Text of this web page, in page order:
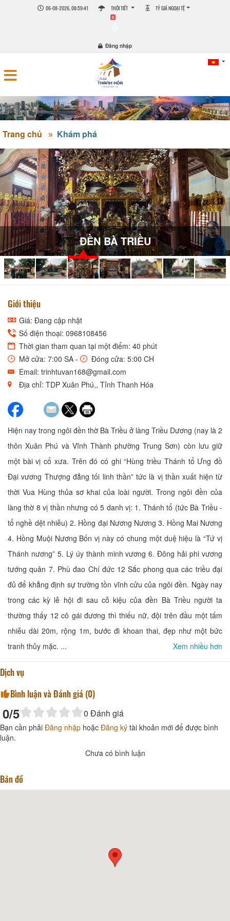
06-08-2026, 08:59:42 THỜI TIẾT TỶ GIÁ NGOẠI TỆ
0
Đăng nhập
Trang chủ Khám phá
ĐỀN BÀ TRIỀU
Giới thiệu
Giá: Đang cập nhật
Số điện thoại: 0968108456
Thời gian tham quan tại một điểm: 40 phút
Mở cửa: 7:00 SA -
Đóng cửa: 5:00 CH
Email: trinhtuvan168@gmail.com
Địa chỉ: TDP Xuân Phú,, Tỉnh Thanh Hóa
Hiện nay trong ngôi đền thờ Bà Triều ở làng Triều Dương (nay là 2
thôn Xuân Phú và Vĩnh Thành phường Trung Sơn) còn lưu giữ
một bài vị cổ xưa. Trên đó có ghi “Hùng triều Thánh tổ Ưng đồ
Đại vương Thượng đẳng tối linh thần” tức là vị thần xuất hiện từ
thời Vua Hùng thủa sơ khai của loài người. Trong ngôi đền của
làng thờ 8 vị thần nhưng có 5 danh vị: 1. Thánh tổ (tức Bà Triều -
tổ nghề dệt nhiễu) 2. Hồng đại Nương Nương 3. Hồng Mai Nương
4. Hồng Muội Nương Bốn vị này có chung một duệ hiệu là “Tứ vị
Thánh nương” 5. Lý úy thành minh vương 6. Đông hải phi vương
tướng quân 7. Phù đao Chí đức 12 Sắc phong qua các triều đại
đủ để khẳng định sự trường tồn vĩnh cửu của ngôi đền. Ngày nay
trong các kỳ lễ hội đi sau cỗ kiệu của đền Bà Triều người ta
thường thấy 12 cô gái đương thì thiếu nữ, đội trên đầu một tấm
nhiễu dài 20m, rộng 1m, bước đi khoan thai, đẹp như một bức
tranh thủy mặc. ...
Xem nhiều hơn
Dịch vụ
Bình luận và Đánh giá (0)
0/5 0 Đánh giá
Bạn cần phải Đăng nhập hoặc Đăng ký tài khoản mới để được bình
luận.
Chưa có bình luận
Bản đồ